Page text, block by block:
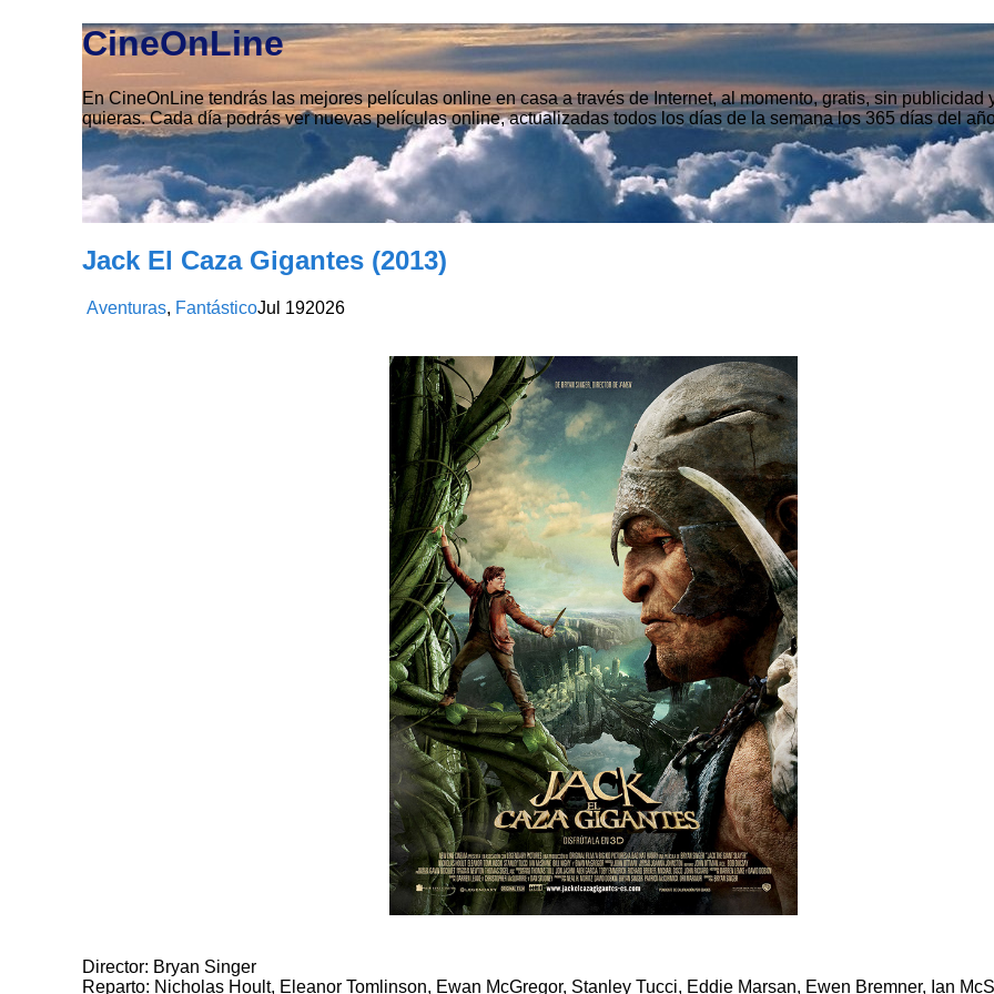
CineOnLine
En CineOnLine tendrás las mejores películas online en casa a través de Internet, al momento, gratis, sin
quieras. Cada día podrás ver nuevas películas online, actualizadas todos los días de la semana los 365 días del
Jack El Caza Gigantes (2013)
Aventuras, FantásticoJul 192026
Director: Bryan Singer
Reparto: Nicholas Hoult, Eleanor Tomlinson, Ewan McGregor, Stanley Tucci, Eddie Marsan, Ewen Bremner, Ian